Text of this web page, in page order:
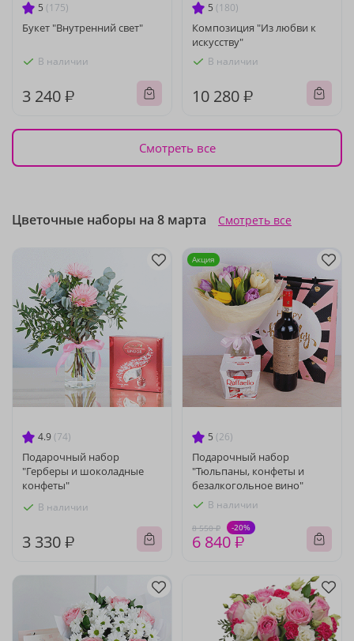
5 (175)
Букет "Внутренний свет"
В наличии
3 240 ₽
5 (180)
Композиция "Из любви к
искусству"
В наличии
10 280 ₽
Смотреть все
Цветочные наборы на 8 марта Смотреть все
4.9 (74)
Подарочный набор
"Герберы и шоколадные
конфеты"
В наличии
3 330 ₽
5 (26)
Подарочный набор
"Тюльпаны, конфеты и
безалкогольное вино"
В наличии
8 550 ₽ -20%
6 840 ₽
Акция